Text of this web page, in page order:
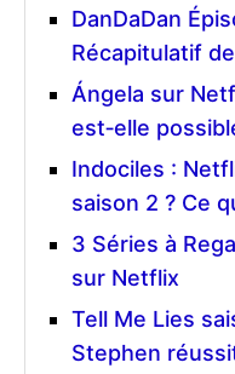
DanDaDan
Récapitulatif
Ángela sur
est‑elle
Indociles :
saison 2 ? Ce
3 Séries à
sur Netflix
Tell Me Lies
Stephen